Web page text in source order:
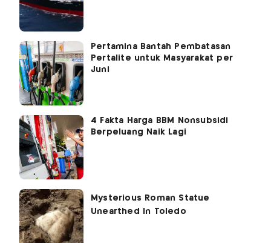
Pertamina Bantah Pembatasan
Pertalite untuk Masyarakat per
Juni
4 Fakta Harga BBM Nonsubsidi
Berpeluang Naik Lagi